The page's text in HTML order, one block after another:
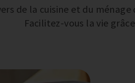
de la cuisine et du
Facilitez-vous la vie